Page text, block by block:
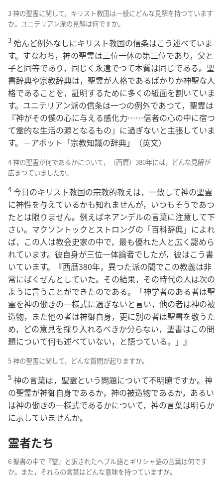
3 神の聖霊に関して，キリスト教国は一般にどんな見解を持つています
か。ユニテリアン派の見解は何ですか。
3 殆んど例外なしにキリスト教国の信条はこう述べていま
す。すなわち，神の聖霊は三位一体の第三位であり，父と
子と同等であり，同じく永遠でつて本質は同じである。聖
書辞典や宗教辞典は，聖霊が人格であるばかりか神聖な人
格であることを，証明するために多くの紙面を割いていま
す。ユニテリアン派の信条は一つの例外であつて，聖霊は
『神がその僕の心に与える感化力……信者の心の中に宿つ
て霊的な生活の源となるもの』に過ぎないと主張していま
す。―アボット「宗教知識の辞典」（英文）
4 神の聖霊が何であるかについて，（西暦）380年には，どんな見解が
広まつていましたか。
4 今日のキリスト教国の宗教的教えは，一致して神の聖霊
に神性を与えているかも知れませんが，いつもそうであつ
たとは限りません。例えばネアンデルの言葉に注意して下
さい。マクソントックとストロングの「百科辞典」によれ
ば，この人は教会史家の中で，最も優れた人と広く認めら
れています。彼自身が三位一体論者でしたが，彼はこう書
いています。『西暦380年，異つた派の間でこの教義は非
常にばくぜんとしていた。その結果，その時代の人は次の
ように言うことができたのである。「神学者のある者は聖
霊を神の働きの一様式に過ぎないと言い，他の者は神の被
造物，また他の者は神御自身，更に別の者は聖書を敬うた
め，どの意見を採り入れるべきか分らない，聖書はこの問
題について何も述べていない，と語つている。」』
5 神の聖霊に関して，どんな質問が起りますか。
5 神の言葉は，聖霊という問題について不明瞭ですか。神
の聖霊が神御自身であるか，神の被造物であるか，あるい
は神の働きの一様式であるかについて，神の言葉は明らか
に示していませんか。
霊者たち
6 聖書の中で『霊』と訳されたヘブル語とギリシャ語の言葉は何です
か。また，それらの言葉はどんな意味を持つていますか。